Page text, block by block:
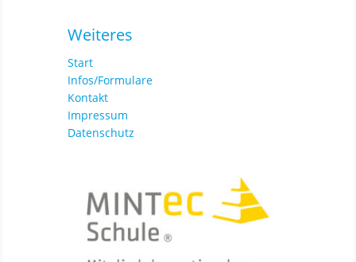
Weiteres
Start
Infos/Formulare
Kontakt
Impressum
Datenschutz